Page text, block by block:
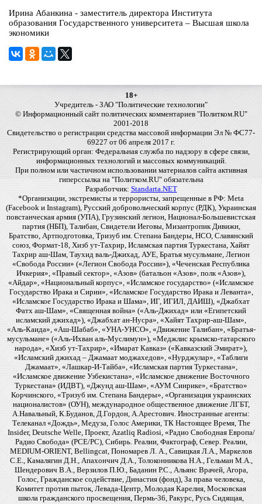
Ирина Абанкина - заместитель директора Института
образования Государственного университета – Высшая школа
экономики
18+
Учредитель - ЗАО "Политические технологии"
© Информационный сайт политических комментариев "Политком.RU"
2001-2018
Свидетельство о регистрации средства массовой информации Эл № ФС77-
69227 от 06 апреля 2017 г.
Регистрирующий орган: Федеральная служба по надзору в сфере связи,
информационных технологий и массовых коммуникаций.
При полном или частичном использовании материалов сайта активная
гиперссылка на "Политком.RU" обязательна
Разработчик: Standarta.NET
*Организации, экстремисты и террористы, запрещенные в РФ: Meta
(Facebook и Instagram), Русский добровольческий корпус (РДК), Украинская
повстанческая армия (УПА), Грузинский легион, Национал-Большевистская
партия (НБП), Талибан, Свидетели Иеговы, Мизантропик Дивижн,
Братство, Артподготовка, Тризуб им. Степана Бандеры, НСО, Славянский
союз, Формат-18, Хизб ут-Тахрир, Исламская партия Туркестана, Хайят
Тахрир аш-Шам, Таухид валь-Джихад, АУЕ, Братья мусульмане, Легион
«Свобода России» («Легион Свобода России»), «Чеченская Республика
Ичкерия», «Правый сектор», «Азов» (батальон «Азов», полк «Азов»),
«Айдар», «Национальный корпус», «Исламское государство» («Исламское
Государство Ирака и Сирии», «Исламское Государство Ирака и Леванта»,
«Исламское Государство Ирака и Шама», ИГ, ИГИЛ, ДАИШ), «Джабхат
Фатх аш-Шам», «Священная война» («Аль-Джихад» или «Египетский
исламский джихад»), «Джабхат ан-Нусра», «Хайят Тахрир-аш-Шам»,
«Аль-Каида», «Аш-Шабаб», «УНА-УНСО», «Движение Талибан», «Братья-
мусульмане» («Аль-Ихван аль-Муслимун»), «Меджлис крымско-татарского
народа», «Хизб ут-Тахрир», «Имарат Кавказ» («Кавказский Эмират»),
«Исламский джихад – Джамаат моджахедов», «Нурджулар», «Таблиги
Джамаат», «Лашкар-И-Тайба», «Исламская партия Туркестана»,
«Исламское движение Узбекистана», «Исламское движение Восточного
Туркестана» (ИДВТ), «Джунд аш-Шам», «АУМ Синрике», «Братство»
Корчинского, «Тризуб им. Степана Бандеры», «Организация украинских
националистов» (ОУН), международное общественное движение ЛГБТ,
А.Навальный, К.Буданов, Д.Гордон, А.Арестович. Иностранные агенты:
Телеканал «Дождь», Медуза, Голос Америки, ТК Настоящее Время, The
Insider, Deutsche Welle, Проект, Azatliq Radiosi, «Радио Свободная Европа/
Радио Свобода» (PCE/PC), Сибирь. Реалии, Фактограф, Север. Реалии,
MEDIUM-ORIENT, Bellingcat, Пономарев Л. А., Савицкая Л.А., Маркелов
С.Е., Камалягин Д.Н., Апахончич Д.А., Толоконникова Н.А., Гельман М.А.,
Шендерович В.А., Верзилов П.Ю., Баданин Р.С., Альянс Врачей, Агора,
Голос, Гражданское содействие, Династия (фонд), За права человека,
Комитет против пыток, Левада-Центр, Молодая Карелия, Московская
школа гражданского просвещения, Пермь-36, Ракурс, Русь Сидящая,